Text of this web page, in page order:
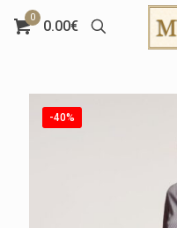
0
0.00€
-40%